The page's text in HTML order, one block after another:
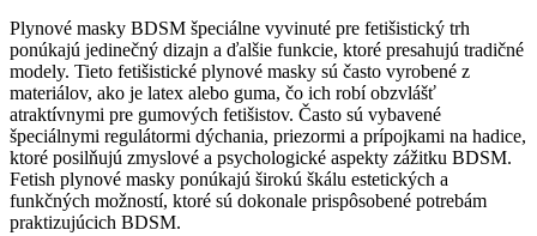
Plynové masky BDSM špeciálne vyvinuté pre fetišistický trh
ponúkajú jedinečný dizajn a ďalšie funkcie, ktoré presahujú tradičné
modely. Tieto fetišistické plynové masky sú často vyrobené z
materiálov, ako je latex alebo guma, čo ich robí obzvlášť
atraktívnymi pre gumových fetišistov. Často sú vybavené
špeciálnymi regulátormi dýchania, priezormi a prípojkami na hadice,
ktoré posilňujú zmyslové a psychologické aspekty zážitku BDSM.
Fetish plynové masky ponúkajú širokú škálu estetických a
funkčných možností, ktoré sú dokonale prispôsobené potrebám
praktizujúcich BDSM.